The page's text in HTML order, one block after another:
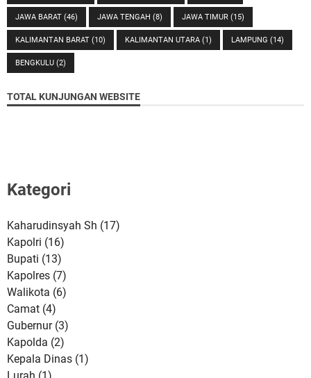
JAWA BARAT (46) JAWA TENGAH (8) JAWA TIMUR (15)
KALIMANTAN BARAT (10) KALIMANTAN UTARA (1) LAMPUNG (14)
BENGKULU (2)
TOTAL KUNJUNGAN WEBSITE
Kategori
Kaharudinsyah Sh (17)
Kapolri (16)
Bupati (13)
Kapolres (7)
Walikota (6)
Camat (4)
Gubernur (3)
Kapolda (2)
Kepala Dinas (1)